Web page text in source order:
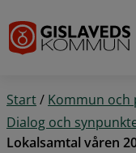
Start/ Kommun och
Dialog och
Lokalsamtal våren